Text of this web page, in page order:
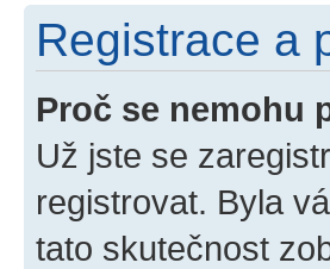
Registrace a
Proč se nemohu
Už jste se
registrovat. Byla
tato skutečnost